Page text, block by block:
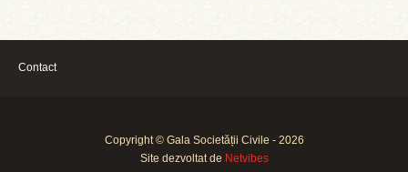
Contact
Copyright © Gala Societății Civile - 2026
Site dezvoltat de Netvibes